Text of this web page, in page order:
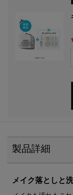
製品詳細
メイク落としと